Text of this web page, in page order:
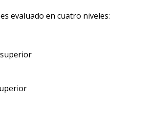
evaluado en cuatro niveles: